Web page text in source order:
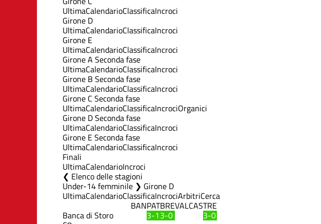
UltimaCalendarioClassificaIncroci
Girone D
UltimaCalendarioClassificaIncroci
Girone E
UltimaCalendarioClassificaIncroci
Girone A Seconda fase
UltimaCalendarioClassificaIncroci
Girone B Seconda fase
UltimaCalendarioClassificaIncroci
Girone C Seconda fase
UltimaCalendarioClassificaIncrociOrganici
Girone D Seconda fase
UltimaCalendarioClassificaIncroci
Girone E Seconda fase
UltimaCalendarioClassificaIncroci
Finali
UltimaCalendarioIncroci
Elenco delle stagioni
Under-14 femminile ❯ Girone D
UltimaCalendarioClassificaIncrociArbitriCerca
BANPATBREVALCASTRE
Banca di Storo 3-13-0 3-0